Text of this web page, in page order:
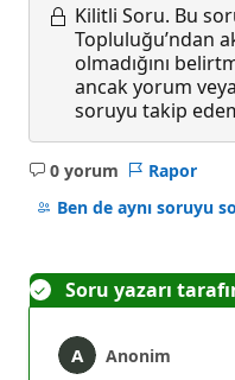
Kilitli Soru. Bu
Topluluğu’ndan
olmadığını
ancak yorum
soruyu takip
0 yorum
Açıklama
yok
Rapor
Ben de aynı soruyu
Soru yazarı
Anonim